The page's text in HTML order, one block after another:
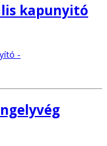
kapunyitó